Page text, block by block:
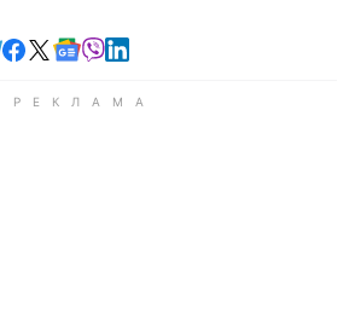
Читайте в Telegram
Читайте в Facebook
Читайте в X
Читайте в Google news
Читайте в Viber
Читайте в LinkedIn